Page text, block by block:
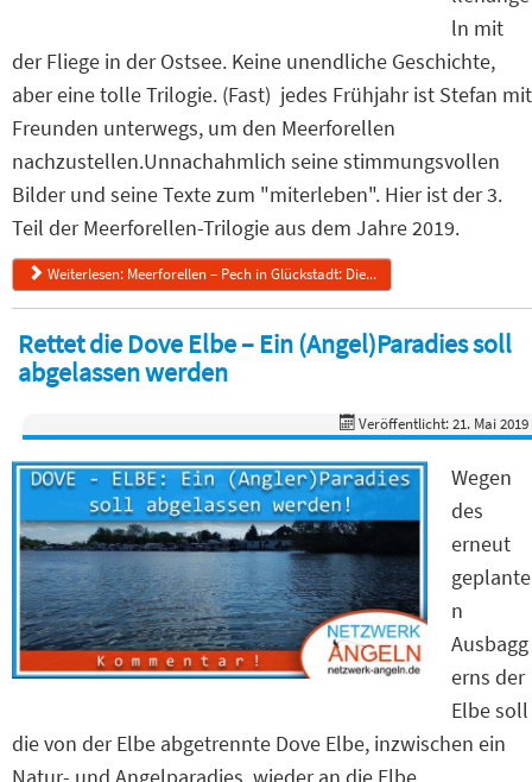
ln mit
der Fliege in der Ostsee. Keine unendliche Geschichte,
aber eine tolle Trilogie. (Fast) jedes Frühjahr ist Stefan mit
Freunden unterwegs, um den Meerforellen
nachzustellen.Unnachahmlich seine stimmungsvollen
Bilder und seine Texte zum "miterleben". Hier ist der 3.
Teil der Meerforellen-Trilogie aus dem Jahre 2019.
Weiterlesen: Meerforellen – Pech in Glückstadt: Die...
Rettet die Dove Elbe – Ein (Angel)Paradies soll
abgelassen werden
Veröffentlicht: 21. Mai 2019
Wegen
des
erneut
geplante
n
Ausbagg
erns der
Elbe soll
die von der Elbe abgetrennte Dove Elbe, inzwischen ein